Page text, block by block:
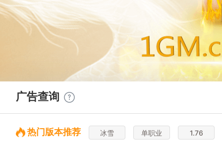
广告查询
热门版本推荐 冰雪 单职业 1.76